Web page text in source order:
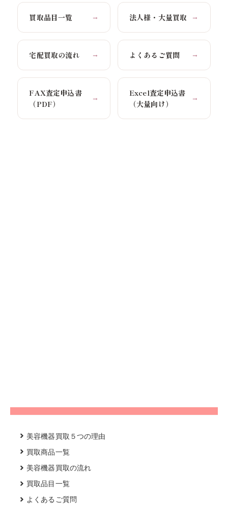
買取品目一覧 → 法人様・大量買取 →
宅配買取の流れ → よくあるご質問 →
FAX査定申込書
（PDF）
→
Excel査定申込書
（大量向け）
→
美容機器買取５つの理由
買取商品一覧
美容機器買取の流れ
買取品目一覧
よくあるご質問